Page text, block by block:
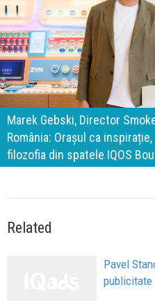
140 de ani de Mercedes-
important „test al timpului”
cu aceeași responsabilitate
calitate
Related
Pavel
publicitate